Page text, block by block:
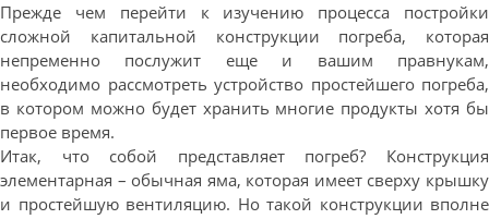
Прежде чем перейти к изучению процесса постройки
сложной капитальной конструкции погреба, которая
непременно послужит еще и вашим правнукам,
необходимо рассмотреть устройство простейшего погреба,
в котором можно будет хранить многие продукты хотя бы
первое время.
Итак, что собой представляет погреб? Конструкция
элементарная – обычная яма, которая имеет сверху крышку
и простейшую вентиляцию. Но такой конструкции вполне